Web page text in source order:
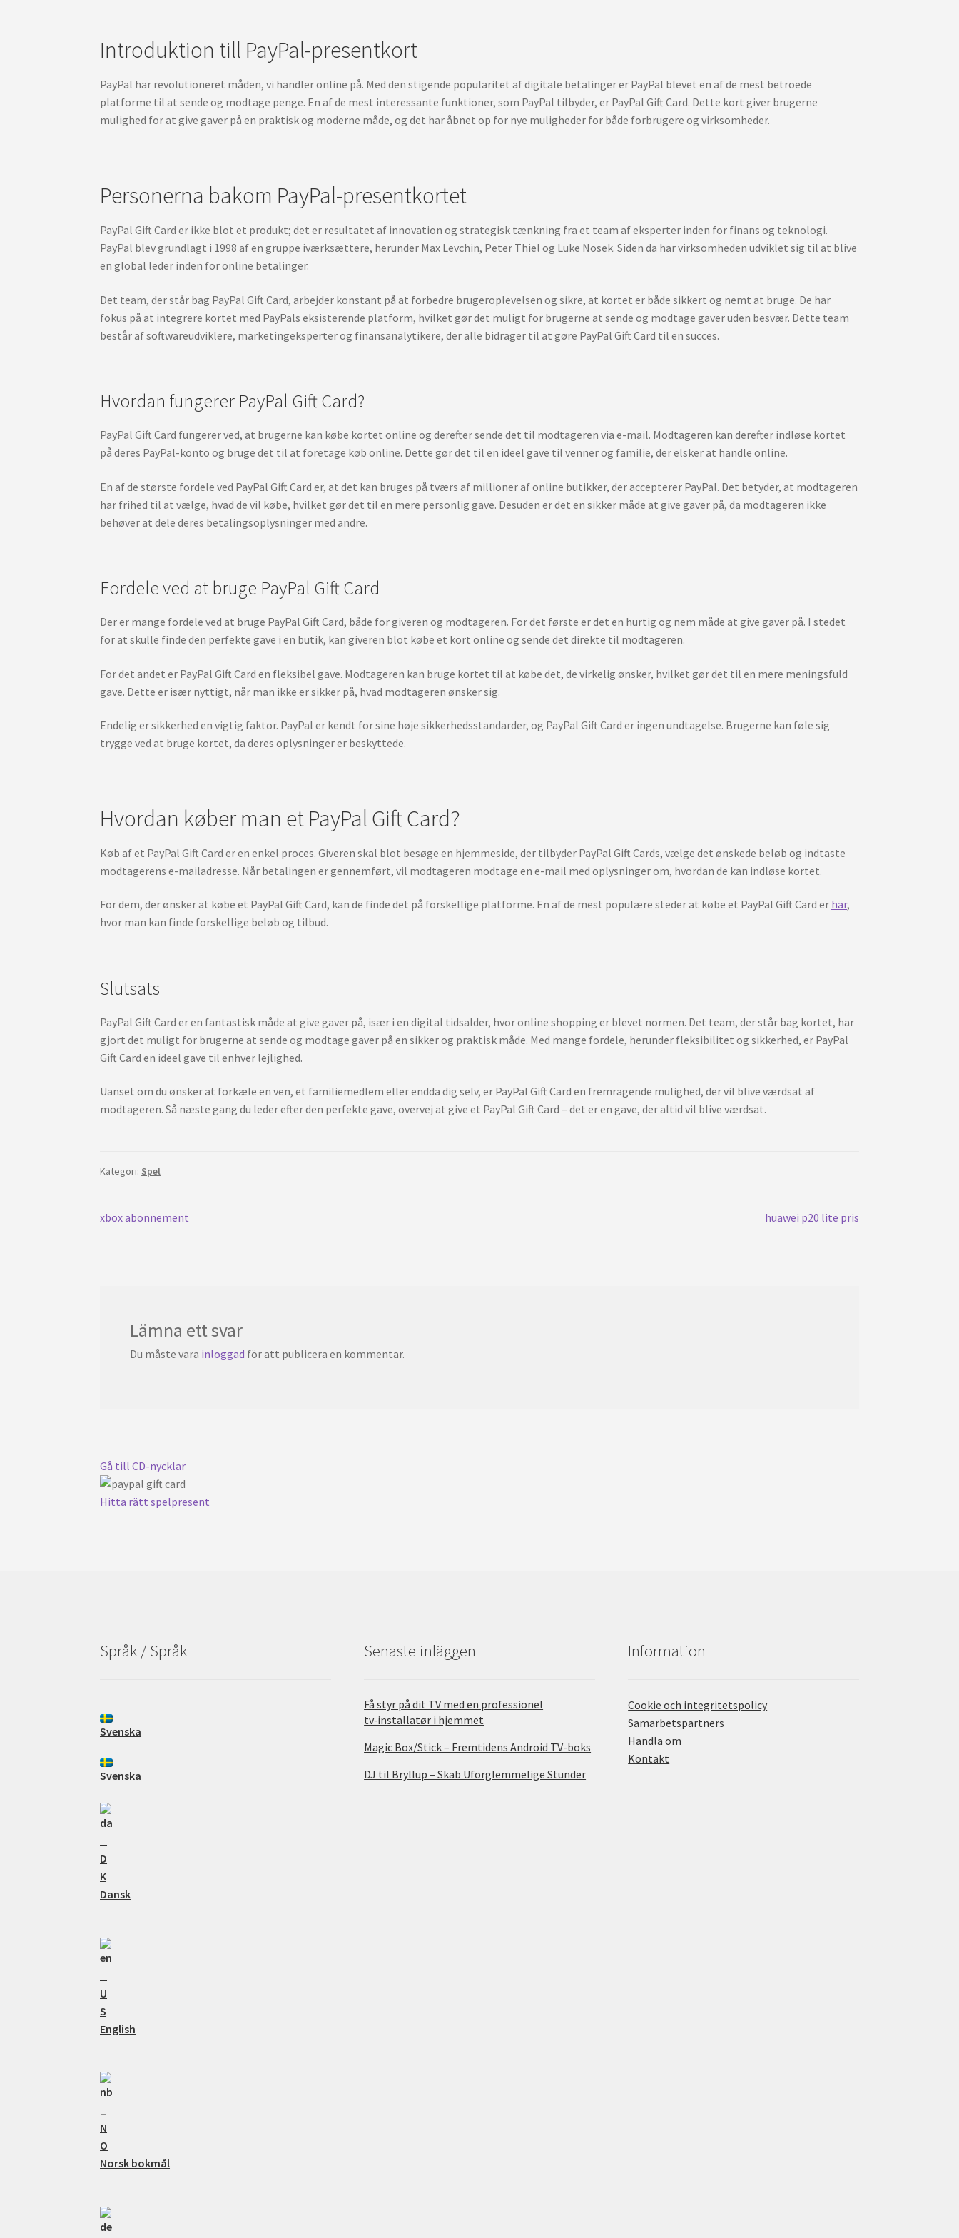
Introduktion till PayPal-presentkort
PayPal har revolutioneret måden, vi handler online på. Med den stigende popularitet af digitale betalinger er PayPal blevet en af de mest betroede
platforme til at sende og modtage penge. En af de mest interessante funktioner, som PayPal tilbyder, er PayPal Gift Card. Dette kort giver brugerne
mulighed for at give gaver på en praktisk og moderne måde, og det har åbnet op for nye muligheder for både forbrugere og virksomheder.
Personerna bakom PayPal-presentkortet
PayPal Gift Card er ikke blot et produkt; det er resultatet af innovation og strategisk tænkning fra et team af eksperter inden for finans og teknologi.
PayPal blev grundlagt i 1998 af en gruppe iværksættere, herunder Max Levchin, Peter Thiel og Luke Nosek. Siden da har virksomheden udviklet sig til at blive
en global leder inden for online betalinger.
Det team, der står bag PayPal Gift Card, arbejder konstant på at forbedre brugeroplevelsen og sikre, at kortet er både sikkert og nemt at bruge. De har
fokus på at integrere kortet med PayPals eksisterende platform, hvilket gør det muligt for brugerne at sende og modtage gaver uden besvær. Dette team
består af softwareudviklere, marketingeksperter og finansanalytikere, der alle bidrager til at gøre PayPal Gift Card til en succes.
Hvordan fungerer PayPal Gift Card?
PayPal Gift Card fungerer ved, at brugerne kan købe kortet online og derefter sende det til modtageren via e-mail. Modtageren kan derefter indløse kortet
på deres PayPal-konto og bruge det til at foretage køb online. Dette gør det til en ideel gave til venner og familie, der elsker at handle online.
En af de største fordele ved PayPal Gift Card er, at det kan bruges på tværs af millioner af online butikker, der accepterer PayPal. Det betyder, at modtageren
har frihed til at vælge, hvad de vil købe, hvilket gør det til en mere personlig gave. Desuden er det en sikker måde at give gaver på, da modtageren ikke
behøver at dele deres betalingsoplysninger med andre.
Fordele ved at bruge PayPal Gift Card
Der er mange fordele ved at bruge PayPal Gift Card, både for giveren og modtageren. For det første er det en hurtig og nem måde at give gaver på. I stedet
for at skulle finde den perfekte gave i en butik, kan giveren blot købe et kort online og sende det direkte til modtageren.
For det andet er PayPal Gift Card en fleksibel gave. Modtageren kan bruge kortet til at købe det, de virkelig ønsker, hvilket gør det til en mere meningsfuld
gave. Dette er især nyttigt, når man ikke er sikker på, hvad modtageren ønsker sig.
Endelig er sikkerhed en vigtig faktor. PayPal er kendt for sine høje sikkerhedsstandarder, og PayPal Gift Card er ingen undtagelse. Brugerne kan føle sig
trygge ved at bruge kortet, da deres oplysninger er beskyttede.
Hvordan køber man et PayPal Gift Card?
Køb af et PayPal Gift Card er en enkel proces. Giveren skal blot besøge en hjemmeside, der tilbyder PayPal Gift Cards, vælge det ønskede beløb og indtaste
modtagerens e-mailadresse. Når betalingen er gennemført, vil modtageren modtage en e-mail med oplysninger om, hvordan de kan indløse kortet.
For dem, der ønsker at købe et PayPal Gift Card, kan de finde det på forskellige platforme. En af de mest populære steder at købe et PayPal Gift Card er här,
hvor man kan finde forskellige beløb og tilbud.
Slutsats
PayPal Gift Card er en fantastisk måde at give gaver på, især i en digital tidsalder, hvor online shopping er blevet normen. Det team, der står bag kortet, har
gjort det muligt for brugerne at sende og modtage gaver på en sikker og praktisk måde. Med mange fordele, herunder fleksibilitet og sikkerhed, er PayPal
Gift Card en ideel gave til enhver lejlighed.
Uanset om du ønsker at forkæle en ven, et familiemedlem eller endda dig selv, er PayPal Gift Card en fremragende mulighed, der vil blive værdsat af
modtageren. Så næste gang du leder efter den perfekte gave, overvej at give et PayPal Gift Card – det er en gave, der altid vil blive værdsat.
Kategori: Spel
Inläggsnavigering
Tidigare
xbox abonnement
Nästa
huawei p20 lite pris
Lämna ett svar
Du måste vara inloggad för att publicera en kommentar.
Gå till CD-nycklar
Hitta rätt spelpresent
Språk / Språk
Svenska
Svenska
Dansk
English
Norsk bokmål
Senaste inläggen
Få styr på dit TV med en professionel
tv‑installatør i hjemmet
Magic Box/Stick – Fremtidens Android TV-boks
DJ til Bryllup – Skab Uforglemmelige Stunder
Information
Cookie och integritetspolicy
Samarbetspartners
Handla om
Kontakt